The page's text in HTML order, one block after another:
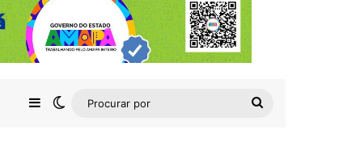
Barra Lateral
Switch skin
Procurar